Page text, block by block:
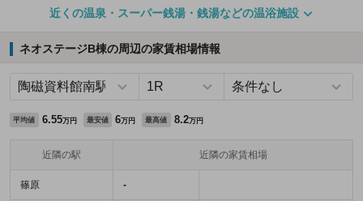
近くの温泉・スーパー銭湯・銭湯などの温浴施設
ネオステージB棟の周辺の家賃相場情報
平均値 6.55万円 最安値 6万円 最高値 8.2万円
近隣の駅 近隣の家賃相場
篠原 -